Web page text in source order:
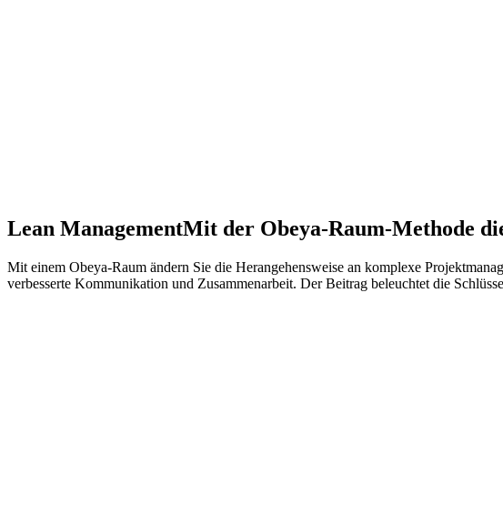
Lean ManagementMit der Obeya-Raum-Methode
Mit einem Obeya-Raum ändern Sie die Herangehensweise an komplexe
verbesserte Kommunikation und Zusammenarbeit. Der Beitrag beleuchtet die